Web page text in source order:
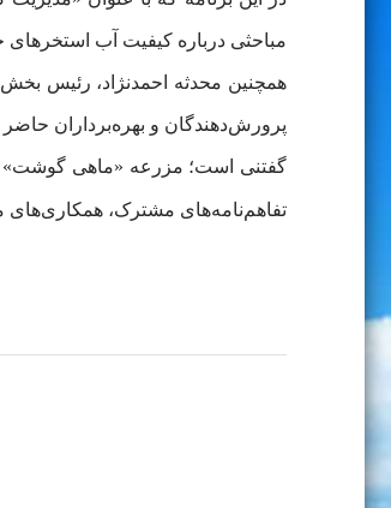
مباحثی درباره کیفیت آب
همچنین محدثه احمدنژاد، رئیس بخش
پرورش‌دهندگان و بهره‌برداران
گفتنی است؛ مزرعه «ماهی گوشت»
تفاهم‌نامه‌های مشترک، همکاری‌های